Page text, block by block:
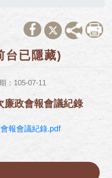
台已隱藏)
：105-07-11
廉政會報會議紀錄
報會議紀錄.pdf